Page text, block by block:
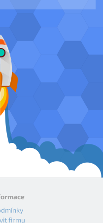
firmu